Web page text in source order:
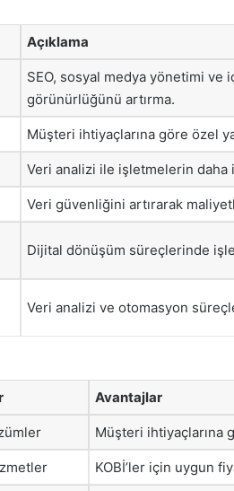
Açıklama
SEO, sosyal medya yönetimi ve
görünürlüğünü artırma.
Müşteri ihtiyaçlarına göre özel
Veri analizi ile işletmelerin daha
Veri güvenliğini artırarak
Dijital dönüşüm süreçlerinde
Veri analizi ve otomasyon
Avantajlar
Müşteri ihtiyaçlarına
KOBİ’ler için uygun